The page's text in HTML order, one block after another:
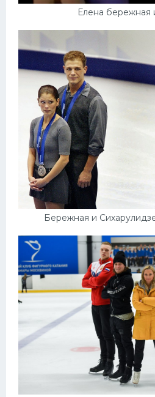
Елена бережная
Бережная и
Тренажеры
Интерьер квартиры